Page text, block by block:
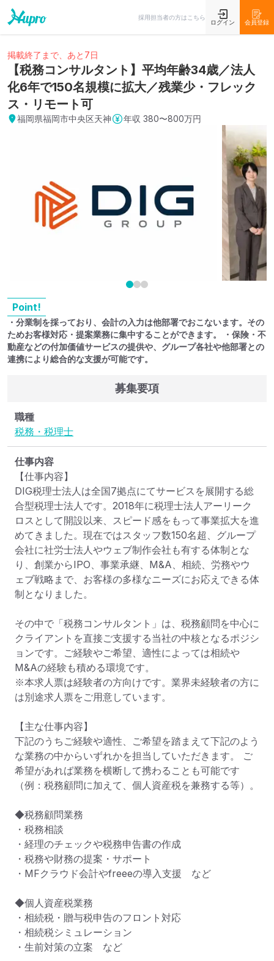
採用担当者の方はこちら
ログイン 会員登録
掲載終了まで、あと7日
【税務コンサルタント】平均年齢34歳／法人
化6年で150名規模に拡大／残業少・フレック
ス・リモート可
福岡県福岡市中央区天神 年収 380〜800万円
Point!
・分業制を採っており、会計の入力は他部署でおこないます。その
ためお客様対応・提案業務に集中することができます。 ・保険・不
動産などの付加価値サービスの提供や、グループ各社や他部署との
連携により総合的な支援が可能です。
募集要項
職種
税務・税理士
仕事内容
【仕事内容】
DIG税理士法人は全国7拠点にてサービスを展開する総
合型税理士法人です。2018年に税理士法人アーリーク
ロスとして開設以来、スピード感をもって事業拡大を進
めてきました。現在ではスタッフ数150名超、グループ
会社に社労士法人やウェブ制作会社も有する体制とな
り、創業からIPO、事業承継、M&A、相続、労務やウ
ェブ戦略まで、お客様の多様なニーズにお応えできる体
制となりました。
その中で「税務コンサルタント」は、税務顧問を中心に
クライアントを直接ご支援する当社の中核となるポジシ
ョンです。ご経験やご希望、適性によっては相続や
M&Aの経験も積める環境です。
※本求人票は経験者の方向けです。業界未経験者の方に
は別途求人票をご用意しています。
【主な仕事内容】
下記のうちご経験や適性、ご希望を踏まえて下記のよう
な業務の中からいずれかを担当していただきます。 ご
希望があれば業務を横断して携わることも可能です
（例：税務顧問に加えて、個人資産税を兼務する等）。
◆税務顧問業務
・税務相談
・経理のチェックや税務申告書の作成
・税務や財務の提案・サポート
・MFクラウド会計やfreeeの導入支援　など
◆個人資産税業務
・相続税・贈与税申告のフロント対応
・相続税シミュレーション
・生前対策の立案　など